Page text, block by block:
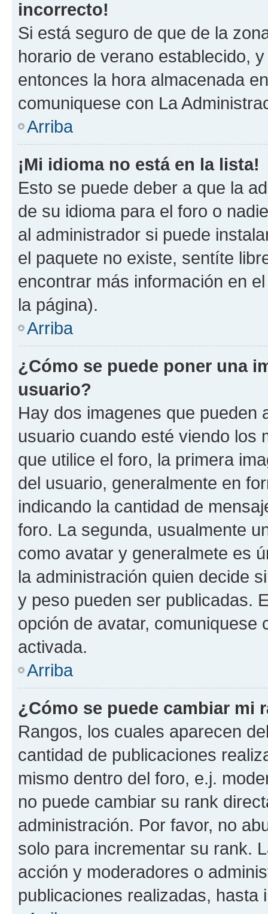
incorrecto!
Si está seguro de que de la
horario de verano establecido,
entonces la hora almacenada
comuniquese con La
Arriba
¡Mi idioma no está en la lista!
Esto se puede deber a que la
de su idioma para el foro o
al administrador si puede
el paquete no existe, sentíte
encontrar más información en
la página).
Arriba
¿Cómo se puede poner una
usuario?
Hay dos imagenes que pueden
usuario cuando esté viendo los
que utilice el foro, la primera
del usuario, generalmente en
indicando la cantidad de
foro. La segunda, usualmente
como avatar y generalmete es
la administración quien decide
y peso pueden ser publicadas.
opción de avatar, comuniquese
activada.
Arriba
¿Cómo se puede cambiar mi
Rangos, los cuales aparecen
cantidad de publicaciones
mismo dentro del foro, e.j.
no puede cambiar su rank
administración. Por favor, no
solo para incrementar su rank.
acción y moderadores o
publicaciones realizadas, hasta